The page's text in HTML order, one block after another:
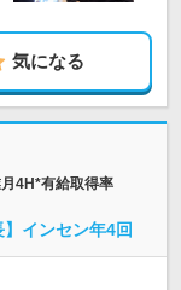
気になる
4H*有給取得率
インセン年4回